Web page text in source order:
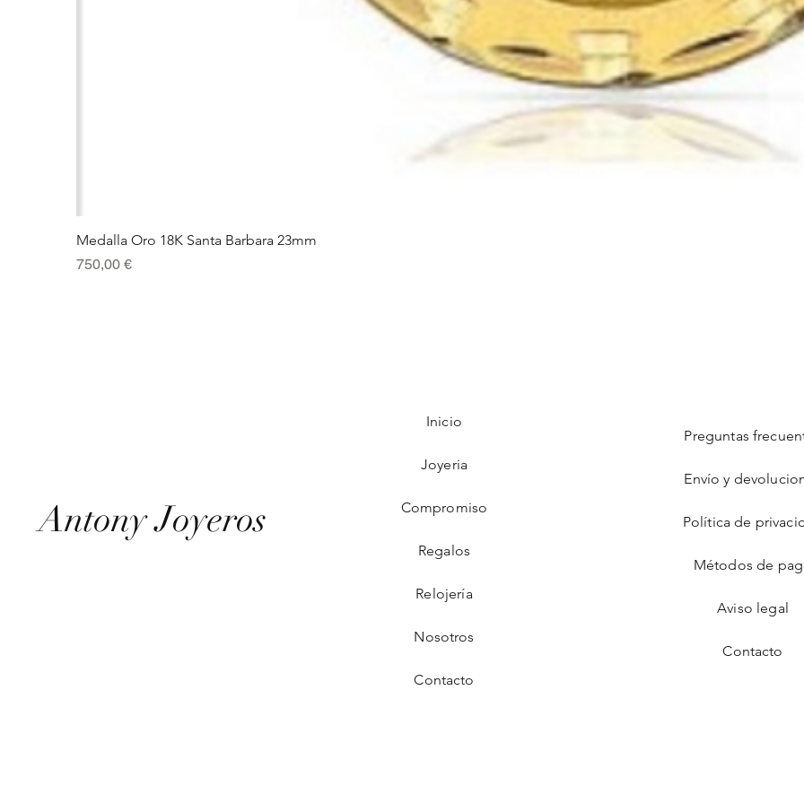
Medalla Oro 18K Santa Barbara 23mm
Precio
750,00 €
Antony Joyeros
Inicio
Joyeria
Compromiso
Regalos
Relojería
Nosotros
Contacto
Preguntas
Envío y
Política de
Métodos de
Aviso legal
Contacto